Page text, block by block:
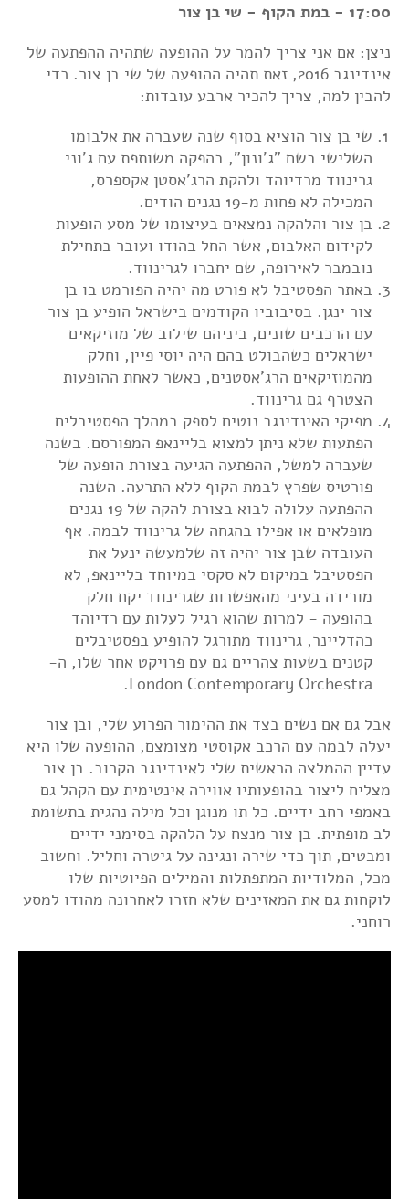
17:00 - במת הקוף - שי בן צור
ניצן: אם אני צריך להמר על ההופעה שתהיה ההפתעה של
אינדינגב 2016, זאת תהיה ההופעה של שי בן צור. כדי
להבין למה, צריך להכיר ארבע עובדות:
שי בן צור הוציא בסוף שנה שעברה את אלבומו
השלישי בשם "ג'ונון", בהפקה משותפת עם ג'וני
גרינווד מרדיוהד ולהקת הרג'אסטן אקספרס,
המכילה לא פחות מ-19 נגנים הודים.
בן צור והלהקה נמצאים בעיצומו של מסע הופעות
לקידום האלבום, אשר החל בהודו ועובר בתחילת
נובמבר לאירופה, שם יחברו לגרינווד.
באתר הפסטיבל לא פורט מה יהיה הפורמט בו בן
צור ינגן. בסיבוביו הקודמים בישראל הופיע בן צור
עם הרכבים שונים, ביניהם שילוב של מוזיקאים
ישראלים כשהבולט בהם היה יוסי פיין, וחלק
מהמוזיקאים הרג'אסטנים, כאשר לאחת ההופעות
הצטרף גם גרינווד.
מפיקי האינדינגב נוטים לספק במהלך הפסטיבלים
הפתעות שלא ניתן למצוא בליינאפ המפורסם. בשנה
שעברה למשל, ההפתעה הגיעה בצורת הופעה של
פורטיס שפרץ לבמת הקוף ללא התרעה. השנה
ההפתעה עלולה לבוא בצורת להקה של 19 נגנים
מופלאים או אפילו בהגחה של גרינווד לבמה. אף
העובדה שבן צור יהיה זה שלמעשה ינעל את
הפסטיבל במיקום לא סקסי במיוחד בליינאפ, לא
מורידה בעיני מהאפשרות שגרינווד יקח חלק
בהופעה - למרות שהוא רגיל לעלות עם רדיוהד
כהדליינר, גרינווד מתורגל להופיע בפסטיבלים
קטנים בשעות צהריים גם עם פרויקט אחר שלו, ה-
London Contemporary Orchestra.
אבל גם אם נשים בצד את ההימור הפרוע שלי, ובן צור
יעלה לבמה עם הרכב אקוסטי מצומצם, ההופעה שלו היא
עדיין ההמלצה הראשית שלי לאינדינגב הקרוב. בן צור
מצליח ליצור בהופעותיו אווירה אינטימית עם הקהל גם
באמפי רחב ידיים. כל תו מנוגן וכל מילה נהגית בתשומת
לב מופתית. בן צור מנצח על הלהקה בסימני ידיים
ומבטים, תוך כדי שירה ונגינה על גיטרה וחליל. וחשוב
מכל, המלודיות המתפתלות והמילים הפיוטיות שלו
לוקחות גם את המאזינים שלא חזרו לאחרונה מהודו למסע
רוחני.